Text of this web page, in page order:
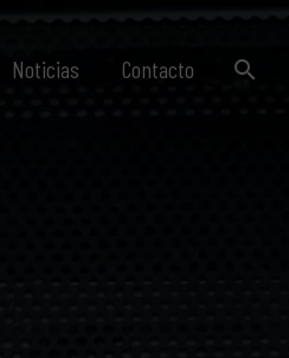
Noticias Contacto